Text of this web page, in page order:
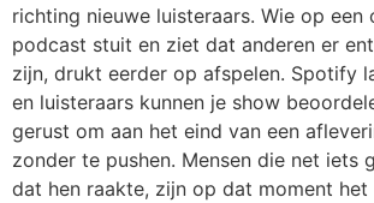
richting nieuwe luisteraars. Wie op een
podcast stuit en ziet dat anderen er
zijn, drukt eerder op afspelen. Spotify
en luisteraars kunnen je show
gerust om aan het eind van een
zonder te pushen. Mensen die net iets
dat hen raakte, zijn op dat moment het